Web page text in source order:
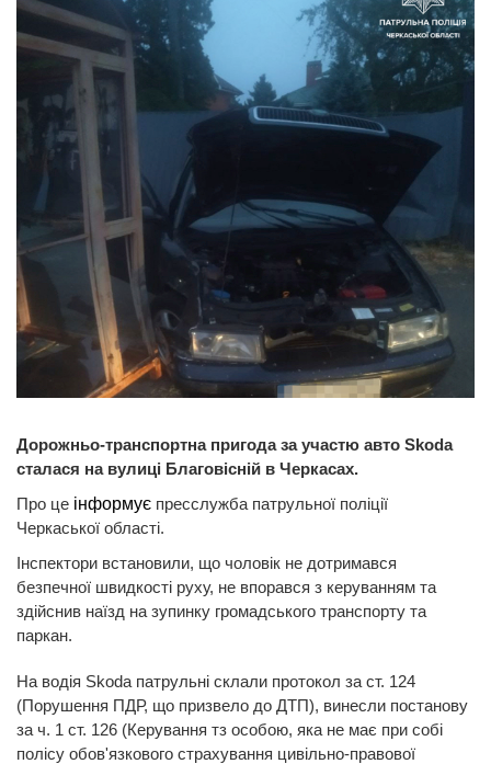
Дорожньо-транспортна пригода за участю авто Skoda
сталася на вулиці Благовісній в Черкасах.
Про це інформує пресслужба патрульної поліції
Черкаської області.
Інспектори встановили, що чоловік не дотримався
безпечної швидкості руху, не впорався з керуванням та
здійснив наїзд на зупинку громадського транспорту та
паркан.
На водія Skoda патрульні склали протокол за ст. 124
(Порушення ПДР, що призвело до ДТП), винесли постанову
за ч. 1 ст. 126 (Керування тз особою, яка не має при собі
полісу обов'язкового страхування цивільно-правової